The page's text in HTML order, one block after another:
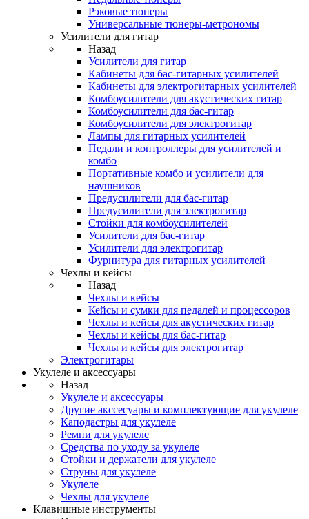
Рэковые тюнеры
Универсальные тюнеры-метрономы
Усилители для гитар
Назад
Усилители для гитар
Кабинеты для бас-гитарных усилителей
Кабинеты для электрогитарных усилителей
Комбоусилители для акустических гитар
Комбоусилители для бас-гитар
Комбоусилители для электрогитар
Лампы для гитарных усилителей
Педали и контроллеры для усилителей и
комбо
Портативные комбо и усилители для
наушников
Предусилители для бас-гитар
Предусилители для электрогитар
Стойки для комбоусилителей
Усилители для бас-гитар
Усилители для электрогитар
Фурнитура для гитарных усилителей
Чехлы и кейсы
Назад
Чехлы и кейсы
Кейсы и сумки для педалей и процессоров
Чехлы и кейсы для акустических гитар
Чехлы и кейсы для бас-гитар
Чехлы и кейсы для электрогитар
Электрогитары
Укулеле и аксессуары
Назад
Укулеле и аксессуары
Другие акссесуары и комплектующие для укулеле
Каподастры для укулеле
Ремни для укулеле
Средства по уходу за укулеле
Стойки и держатели для укулеле
Струны для укулеле
Укулеле
Чехлы для укулеле
Клавишные инструменты